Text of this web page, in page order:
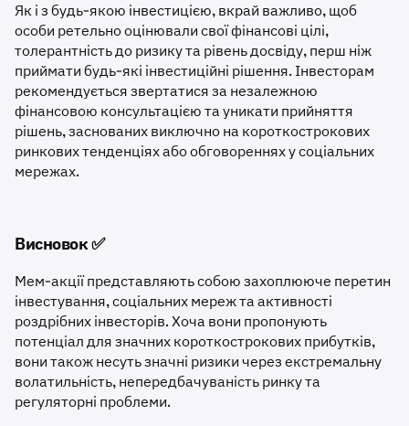
Як і з будь-якою інвестицією, вкрай важливо, щоб
особи ретельно оцінювали свої фінансові цілі,
толерантність до ризику та рівень досвіду, перш ніж
приймати будь-які інвестиційні рішення. Інвесторам
рекомендується звертатися за незалежною
фінансовою консультацією та уникати прийняття
рішень, заснованих виключно на короткострокових
ринкових тенденціях або обговореннях у соціальних
мережах.
Висновок ✅
Мем-акції представляють собою захоплююче перетин
інвестування, соціальних мереж та активності
роздрібних інвесторів. Хоча вони пропонують
потенціал для значних короткострокових прибутків,
вони також несуть значні ризики через екстремальну
волатильність, непередбачуваність ринку та
регуляторні проблеми.